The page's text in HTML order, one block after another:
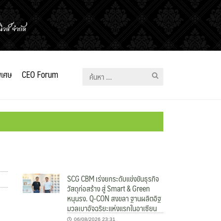
ศษ CEO Forum
ค้นหา
SCG CBM เร่งยกระดับแข่งขันธุรกิจ
วัสดุก่อสร้าง สู่ Smart & Green
หนุนรง. Q-CON สงขลา ฐานผลิตอิฐ
มวลเบาอัจฉริยะแห่งแรกในอาเซียน
06/08/2026 23:31